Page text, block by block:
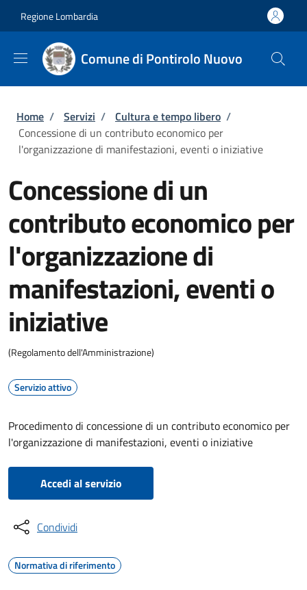
Regione Lombardia
Comune di Pontirolo Nuovo
Briciole di pane
Home / Servizi / Cultura e tempo libero /
Concessione di un contributo economico per
l'organizzazione di manifestazioni, eventi o iniziative
Concessione di un
contributo economico per
l'organizzazione di
manifestazioni, eventi o
iniziative
(Regolamento dell'Amministrazione)
Servizio attivo
Procedimento di concessione di un contributo economico per
l'organizzazione di manifestazioni, eventi o iniziative
Accedi al servizio
Condividi
Normativa di riferimento